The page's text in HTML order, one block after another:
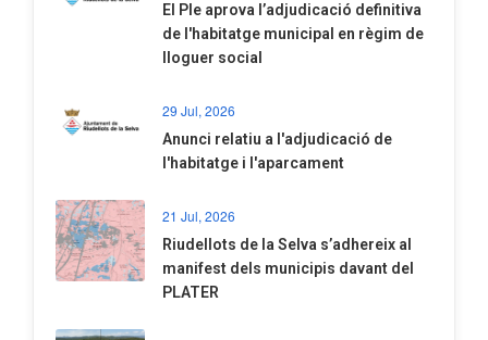
El Ple aprova l’adjudicació definitiva
de l'habitatge municipal en règim de
lloguer social
29 Jul, 2026
Anunci relatiu a l'adjudicació de
l'habitatge i l'aparcament
21 Jul, 2026
Riudellots de la Selva s’adhereix al
manifest dels municipis davant del
PLATER